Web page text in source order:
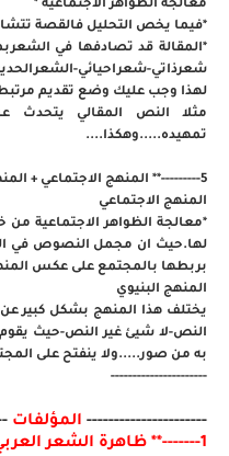
معالجة الظواهر الاجتماعية *
*فيما يخص التحليل فالقصة
*المقالة قد تصادفها في
شعرذاتي-شعراحيائي-
لهذا وجب عليك وضع تقديم
مثلا النص المقالي
تمهيده.....وهكذا....
5---------** المنهج الاجتماعي + المنهج البنيوي **
المنهج الاجتماعي
*معالجة الظواهر الاجتماعية من
لها.حيث ان مجمل النصوص في
بربطها بالمجتمع على عكس
المنهج البنيوي
يختلف هذا المنهج بشكل كبير عن
النص-لا شيئ غير النص-حيث يقوم
به من صور.....ولا ينفتح على
----------------------
---------------------- المؤلفات
1-------** ظاهرة الشعر العربي الحديث **